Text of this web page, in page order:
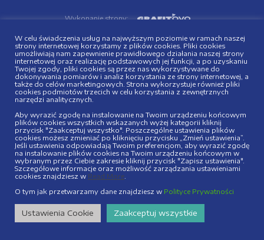
Wykonanie strony:
W celu świadczenia usług na najwyższym poziomie w ramach naszej
strony internetowej korzystamy z plików cookies. Pliki cookies
umożliwiają nam zapewnienie prawidłowego działania naszej strony
internetowej oraz realizację podstawowych jej funkcji, a po uzyskaniu
Twojej zgody, pliki cookies są przez nas wykorzystywane do
dokonywania pomiarów i analiz korzystania ze strony internetowej, a
także do celów marketingowych. Strona wykorzystuje również pliki
cookies podmiotów trzecich w celu korzystania z zewnętrznych
narzędzi analitycznych.
Aby wyrazić zgodę na instalowanie na Twoim urządzeniu końcowym
plików cookies wszystkich wskazanych wyżej kategorii kliknij
przycisk "Zaakceptuj wszystko". Poszczególne ustawienia plików
cookies możesz zmieniać po kliknięciu przycisku „Zmień ustawienia”.
Jeśli ustawienia odpowiadają Twoim preferencjom, aby wyrazić zgodę
na instalowanie plików cookies na Twoim urządzeniu końcowym w
wybranym przez Ciebie zakresie kliknij przycisk "Zapisz ustawienia".
Szczegółowe informacje oraz możliwość zarządzania ustawieniami
cookies znajdziesz w Read More
O tym jak przetwarzamy dane znajdziesz w Polityce Prywatności
Ustawienia Cookie Zaakceptuj wszystkie